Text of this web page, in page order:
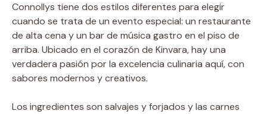
Connollys tiene dos estilos diferentes para elegir
cuando se trata de un evento especial: un restaurante
de alta cena y un bar de música gastro en el piso de
arriba. Ubicado en el corazón de Kinvara, hay una
verdadera pasión por la excelencia culinaria aquí, con
sabores modernos y creativos.
Los ingredientes son salvajes y forjados y las carnes